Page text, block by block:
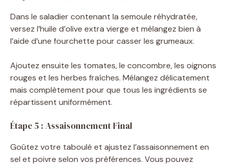
Dans le saladier contenant la semoule réhydratée,
versez l’huile d’olive extra vierge et mélangez bien à
l’aide d’une fourchette pour casser les grumeaux.
Ajoutez ensuite les tomates, le concombre, les oignons
rouges et les herbes fraîches. Mélangez délicatement
mais complètement pour que tous les ingrédients se
répartissent uniformément.
Étape 5 : Assaisonnement Final
Goûtez votre taboulé et ajustez l’assaisonnement en
sel et poivre selon vos préférences. Vous pouvez